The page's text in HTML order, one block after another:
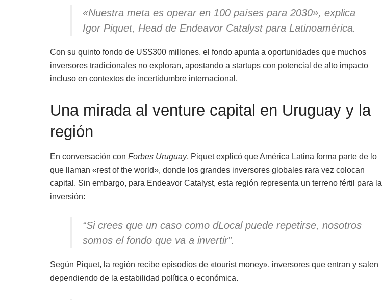
«Nuestra meta es operar en 100 países para 2030», explica
Igor Piquet, Head de Endeavor Catalyst para Latinoamérica.
Con su quinto fondo de US$300 millones, el fondo apunta a oportunidades que muchos
inversores tradicionales no exploran, apostando a startups con potencial de alto impacto
incluso en contextos de incertidumbre internacional.
Una mirada al venture capital en Uruguay y la
región
En conversación con Forbes Uruguay, Piquet explicó que América Latina forma parte de lo
que llaman «rest of the world», donde los grandes inversores globales rara vez colocan
capital. Sin embargo, para Endeavor Catalyst, esta región representa un terreno fértil para la
inversión:
“Si crees que un caso como dLocal puede repetirse, nosotros
somos el fondo que va a invertir”.
Según Piquet, la región recibe episodios de «tourist money», inversores que entran y salen
dependiendo de la estabilidad política o económica.